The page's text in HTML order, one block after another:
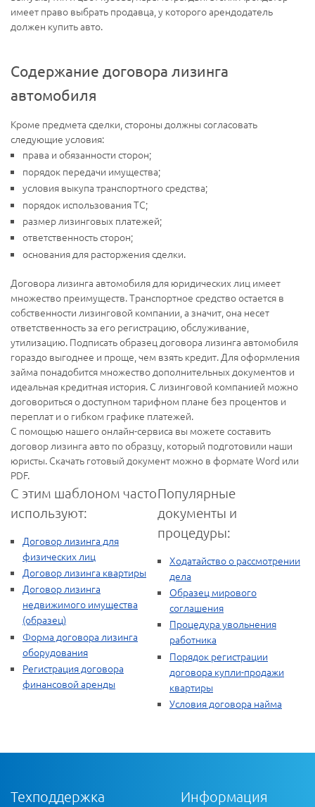
имеет право выбрать продавца, у которого арендодатель
должен купить авто.
Содержание договора лизинга
автомобиля
Кроме предмета сделки, стороны должны согласовать
следующие условия:
права и обязанности сторон;
порядок передачи имущества;
условия выкупа транспортного средства;
порядок использования ТС;
размер лизинговых платежей;
ответственность сторон;
основания для расторжения сделки.
Договора лизинга автомобиля для юридических лиц имеет
множество преимуществ. Транспортное средство остается в
собственности лизинговой компании, а значит, она несет
ответственность за его регистрацию, обслуживание,
утилизацию. Подписать образец договора лизинга автомобиля
гораздо выгоднее и проще, чем взять кредит. Для оформления
займа понадобится множество дополнительных документов и
идеальная кредитная история. С лизинговой компанией можно
договориться о доступном тарифном плане без процентов и
переплат и о гибком графике платежей.
С помощью нашего онлайн-сервиса вы можете составить
договор лизинга авто по образцу, который подготовили наши
юристы. Скачать готовый документ можно в формате Word или
PDF.
С этим шаблоном часто
используют:
Договор лизинга для
физических лиц
Договор лизинга квартиры
Договор лизинга
недвижимого имущества
(образец)
Форма договора лизинга
оборудования
Регистрация договора
финансовой аренды
Популярные
документы и
процедуры:
Ходатайство о рассмотрении
дела
Образец мирового
соглашения
Процедура увольнения
работника
Порядок регистрации
договора купли-продажи
квартиры
Условия договора найма
Техподдержка Информация